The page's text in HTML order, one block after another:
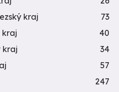
kraj
73
kraj
40
kraj
34
57
247